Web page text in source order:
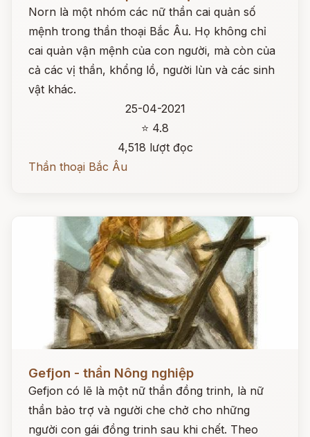
Norn là một nhóm các nữ thần cai quản số
mệnh trong thần thoại Bắc Âu. Họ không chỉ
cai quản vận mệnh của con người, mà còn của
cả các vị thần, khổng lồ, người lùn và các sinh
vật khác.
25-04-2021
⭐ 4.8
4,518 lượt đọc
Thần thoại Bắc Âu
Gefjon - thần Nông nghiệp
Gefjon có lẽ là một nữ thần đồng trinh, là nữ
thần bảo trợ và người che chở cho những
người con gái đồng trinh sau khi chết. Theo